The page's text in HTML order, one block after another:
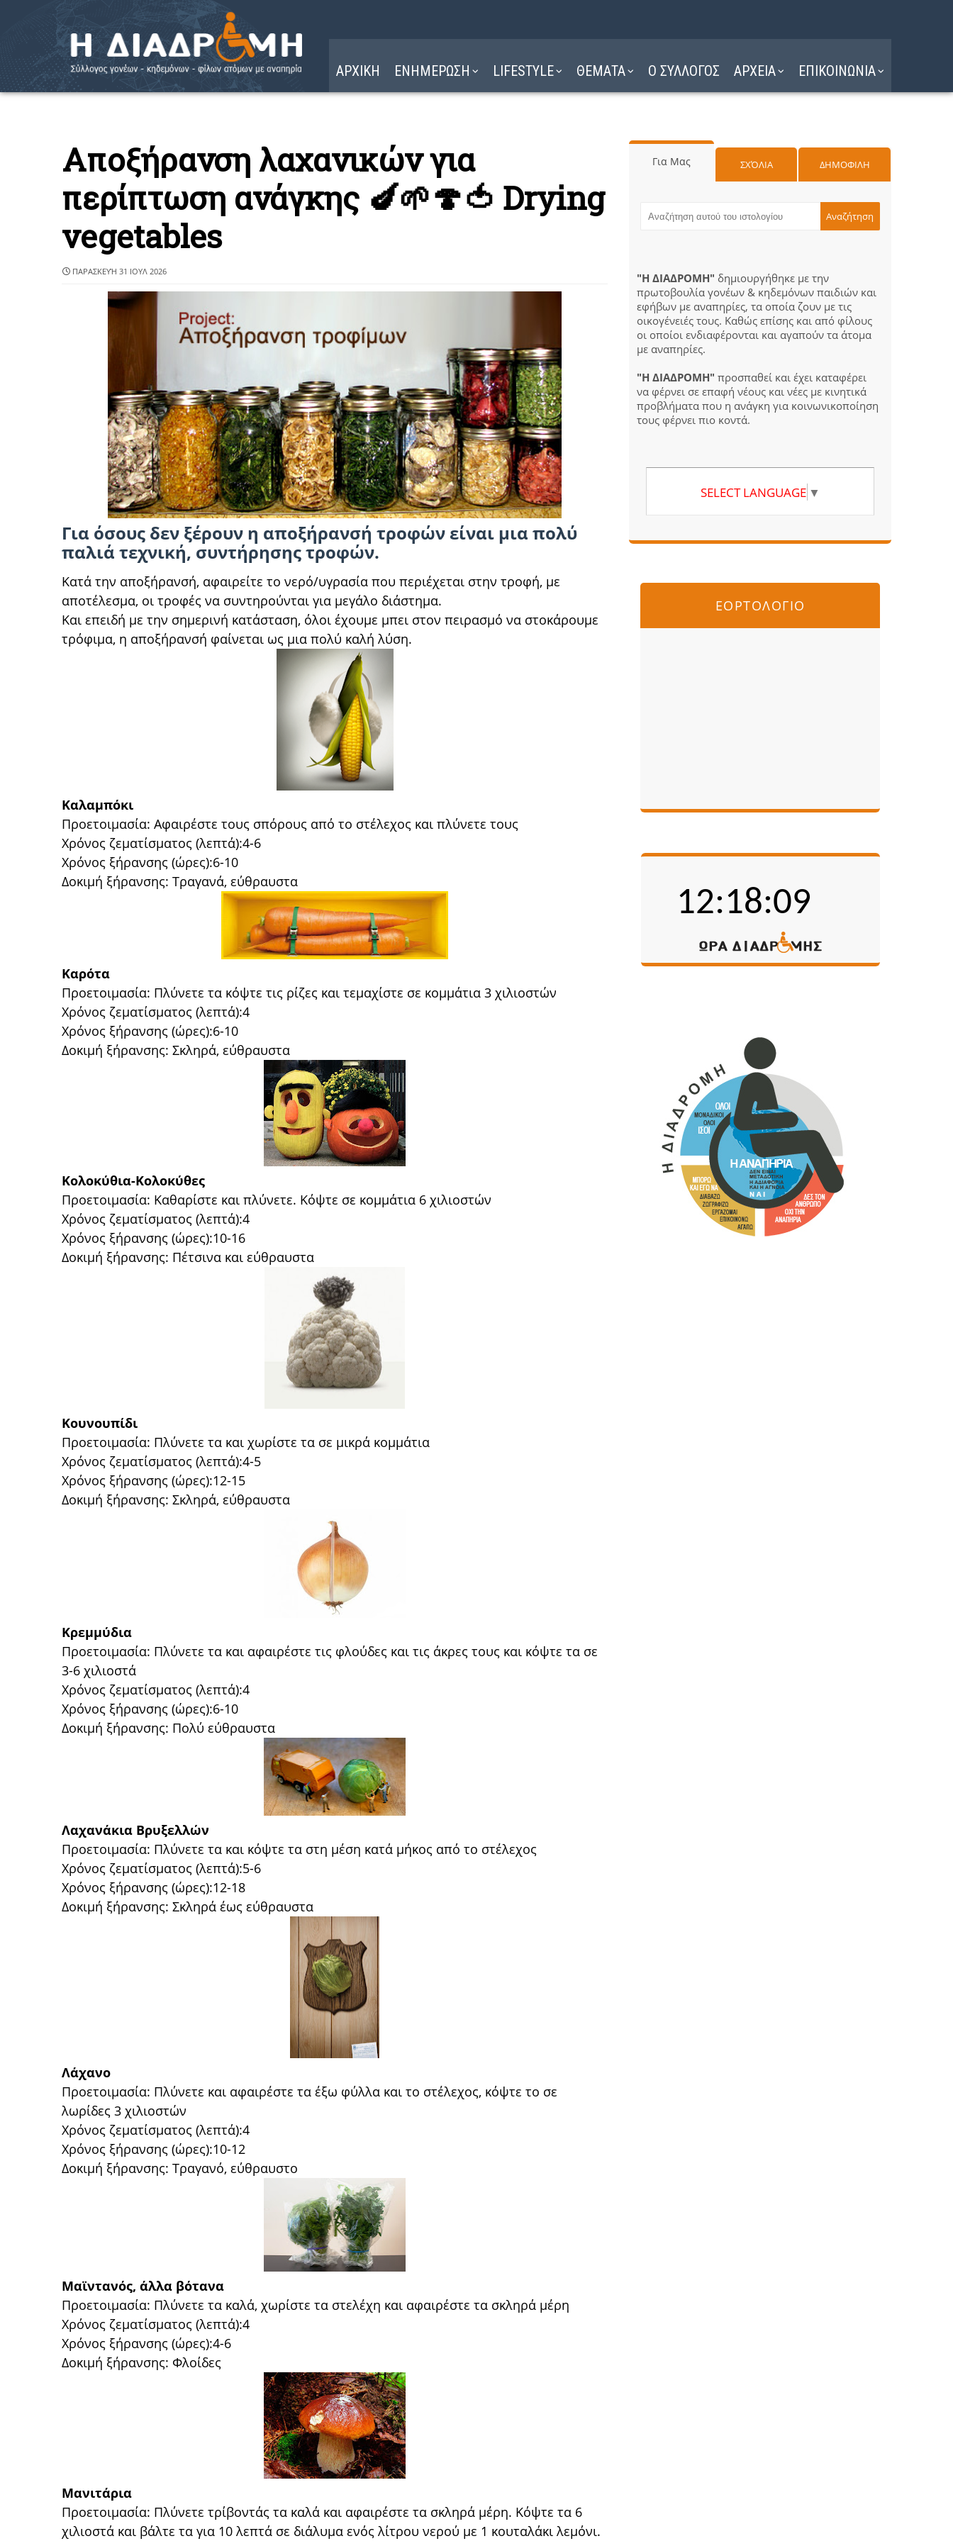
ΑΡΧΙΚΗ ΕΝΗΜΕΡΩΣΗ LIFESTYLE ΘΕΜΑΤΑ Ο ΣΥΛΛΟΓΟΣ ΑΡΧΕΙΑ ΕΠΙΚΟΙΝΩΝΙΑ
Aποξήρανση λαχανικών για
περίπτωση ανάγκης 🍆🌱🍄🍅 Drying
vegetables
ΠΑΡΑΣΚΕΥΉ 31 ΙΟΥΛ 2026
Για όσους δεν ξέρουν η αποξήρανσή τροφών είναι μια πολύ
παλιά τεχνική, συντήρησης τροφών.
Κατά την αποξήρανσή, αφαιρείτε το νερό/υγρασία που περιέχεται στην τροφή, με
αποτέλεσμα, οι τροφές να συντηρούνται για μεγάλο διάστημα.
Και επειδή με την σημερινή κατάσταση, όλοι έχουμε μπει στον πειρασμό να στοκάρουμε
τρόφιμα, η αποξήρανσή φαίνεται ως μια πολύ καλή λύση.
Καλαμπόκι
Προετοιμασία: Αφαιρέστε τους σπόρους από το στέλεχος και πλύνετε τους
Χρόνος ζεματίσματος (λεπτά):4-6
Χρόνος ξήρανσης (ώρες):6-10
Δοκιμή ξήρανσης: Τραγανά, εύθραυστα
Καρότα
Προετοιμασία: Πλύνετε τα κόψτε τις ρίζες και τεμαχίστε σε κομμάτια 3 χιλιοστών
Χρόνος ζεματίσματος (λεπτά):4
Χρόνος ξήρανσης (ώρες):6-10
Δοκιμή ξήρανσης: Σκληρά, εύθραυστα
Κολοκύθια-Κολοκύθες
Προετοιμασία: Καθαρίστε και πλύνετε. Κόψτε σε κομμάτια 6 χιλιοστών
Χρόνος ζεματίσματος (λεπτά):4
Χρόνος ξήρανσης (ώρες):10-16
Δοκιμή ξήρανσης: Πέτσινα και εύθραυστα
Κουνουπίδι
Προετοιμασία: Πλύνετε τα και χωρίστε τα σε μικρά κομμάτια
Χρόνος ζεματίσματος (λεπτά):4-5
Χρόνος ξήρανσης (ώρες):12-15
Δοκιμή ξήρανσης: Σκληρά, εύθραυστα
Κρεμμύδια
Προετοιμασία: Πλύνετε τα και αφαιρέστε τις φλούδες και τις άκρες τους και κόψτε τα σε
3-6 χιλιοστά
Χρόνος ζεματίσματος (λεπτά):4
Χρόνος ξήρανσης (ώρες):6-10
Δοκιμή ξήρανσης: Πολύ εύθραυστα
Λαχανάκια Βρυξελλών
Προετοιμασία: Πλύνετε τα και κόψτε τα στη μέση κατά μήκος από το στέλεχος
Χρόνος ζεματίσματος (λεπτά):5-6
Χρόνος ξήρανσης (ώρες):12-18
Δοκιμή ξήρανσης: Σκληρά έως εύθραυστα
Λάχανο
Προετοιμασία: Πλύνετε και αφαιρέστε τα έξω φύλλα και το στέλεχος, κόψτε το σε
λωρίδες 3 χιλιοστών
Χρόνος ζεματίσματος (λεπτά):4
Χρόνος ξήρανσης (ώρες):10-12
Δοκιμή ξήρανσης: Τραγανό, εύθραυστο
Μαϊντανός, άλλα βότανα
Προετοιμασία: Πλύνετε τα καλά, χωρίστε τα στελέχη και αφαιρέστε τα σκληρά μέρη
Χρόνος ζεματίσματος (λεπτά):4
Χρόνος ξήρανσης (ώρες):4-6
Δοκιμή ξήρανσης: Φλοίδες
Μανιτάρια
Προετοιμασία: Πλύνετε τρίβοντάς τα καλά και αφαιρέστε τα σκληρά μέρη. Κόψτε τα 6
χιλιοστά και βάλτε τα για 10 λεπτά σε διάλυμα ενός λίτρου νερού με 1 κουταλάκι λεμόνι.
Για Μας ΣΧΌΛΙΑ ΔΗΜΟΦΙΛΗ
"Η ΔΙΑΔΡΟΜΗ" δημιουργήθηκε με την
πρωτοβουλία γονέων & κηδεμόνων παιδιών και
εφήβων με αναπηρίες, τα οποία ζουν με τις
οικογένειές τους. Καθώς επίσης και από φίλους
οι οποίοι ενδιαφέρονται και αγαπούν τα άτομα
με αναπηρίες.
"Η ΔΙΑΔΡΟΜΗ" προσπαθεί και έχει καταφέρει
να φέρνει σε επαφή νέους και νέες με κινητικά
προβλήματα που η ανάγκη για κοινωνικοποίηση
τους φέρνει πιο κοντά.
SELECT LANGUAGE ▼
ΕΟΡΤΟΛΟΓΙΟ